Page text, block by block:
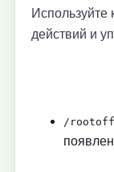
действий и
/